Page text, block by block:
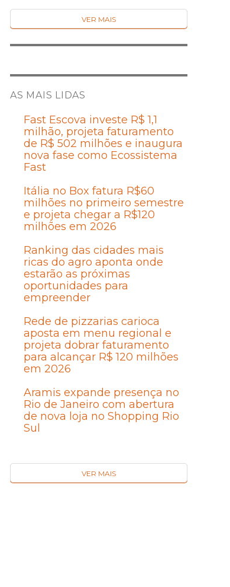
VER MAIS
AS MAIS LIDAS
Fast Escova investe R$ 1,1
milhão, projeta faturamento
de R$ 502 milhões e inaugura
nova fase como Ecossistema
Fast
Itália no Box fatura R$60
milhões no primeiro semestre
e projeta chegar a R$120
milhões em 2026
Ranking das cidades mais
ricas do agro aponta onde
estarão as próximas
oportunidades para
empreender
Rede de pizzarias carioca
aposta em menu regional e
projeta dobrar faturamento
para alcançar R$ 120 milhões
em 2026
Aramis expande presença no
Rio de Janeiro com abertura
de nova loja no Shopping Rio
Sul
VER MAIS